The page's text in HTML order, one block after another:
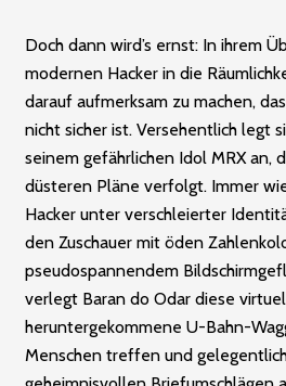
Doch dann wird’s ernst: In ihrem
modernen Hacker in die
darauf aufmerksam zu machen,
nicht sicher ist. Versehentlich legt
seinem gefährlichen Idol MRX an,
düsteren Pläne verfolgt. Immer
Hacker unter verschleierter
den Zuschauer mit öden
pseudospannendem
verlegt Baran do Odar diese
heruntergekommene U-Bahn-
Menschen treffen und